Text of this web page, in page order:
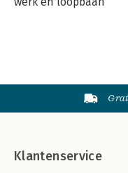
Klantenservice